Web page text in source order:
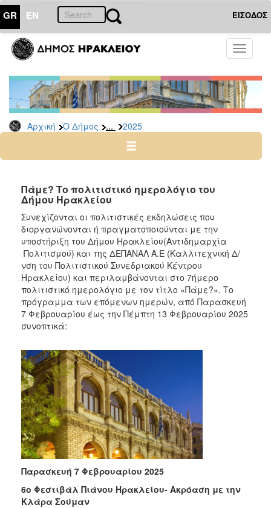
GR EN ΕΙΣΟΔΟΣ
Toggle
Αρχική Ο Δήμος ... 2025
ΔΗΜΟΣ
Δελτία
Τύπου
Αρχείο
2026
2024
2022
2021
2020
2019
2018
2017
2016
2015
2012
2011
2010
2006
ΤΟΠΟΣ
Πάμε? Το πολιτιστικό ημερολόγιο του
Δήμου Ηρακλείου
Συνεχίζονται οι πολιτιστικές εκδηλώσεις που
διοργανώνονται ή πραγματοποιούνται με την
υποστήριξη του Δήμου Ηρακλείου(Αντιδημαρχία
Πολιτισμού) και της ΔΕΠΑΝΑΛ Α.Ε (Καλλιτεχνική Δ/
νση του Πολιτιστικού Συνεδριακού Κέντρου
Ηρακλείου) και περιλαμβάνονται στο 7ήμερο
πολιτιστικό ημερολόγιο με τον τίτλο «Πάμε?». Το
πρόγραμμα των επόμενων ημερών, από Παρασκευή
7 Φεβρουαρίου έως την Πέμπτη 13 Φεβρουαρίου 2025
συνοπτικά:
Παρασκευή 7 Φεβρουαρίου 2025
6ο Φεστιβάλ Πιάνου Ηρακλείου- Ακρόαση με την
Κλάρα Σούμαν